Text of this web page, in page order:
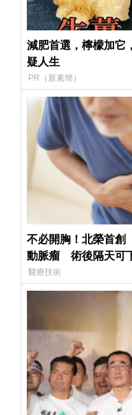
減肥首選，檸檬加它
疑人生
PR（新素簡）
不必開胸！北榮首創
動脈瘤 術後隔天可
醫療技術